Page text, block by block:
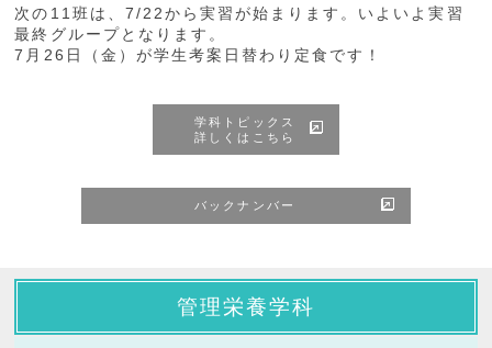
次の11班は、7/22から実習が始まります。いよいよ実習
最終グループとなります。
7月26日（金）が学生考案日替わり定食です！
学科トピックス
詳しくはこちら
バックナンバー
管理栄養学科